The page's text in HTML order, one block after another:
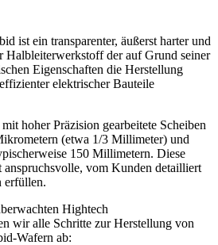
ist ein transparenter, äußerst harter und
Halbleiterwerkstoff der auf Grund seiner
Eigenschaften die Herstellung
elektrischer Bauteile
hoher Präzision gearbeitete Scheiben
(etwa 1/3 Millimeter) und
150 Millimetern. Diese
anspruchsvolle, vom Kunden detailliert
erfüllen.
Hightech
wir alle Schritte zur Herstellung von
Wafern ab: